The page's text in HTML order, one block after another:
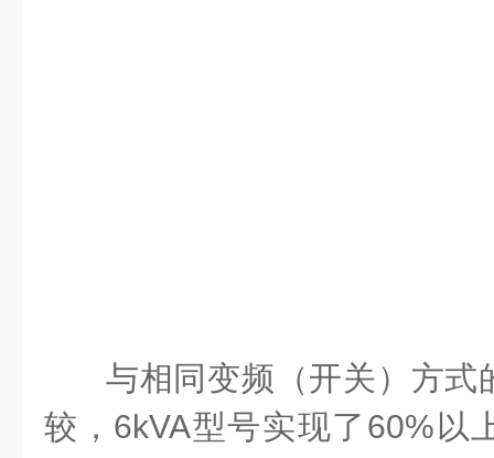
与相同变频（开关）方式
较，6kVA型号实现了60%以